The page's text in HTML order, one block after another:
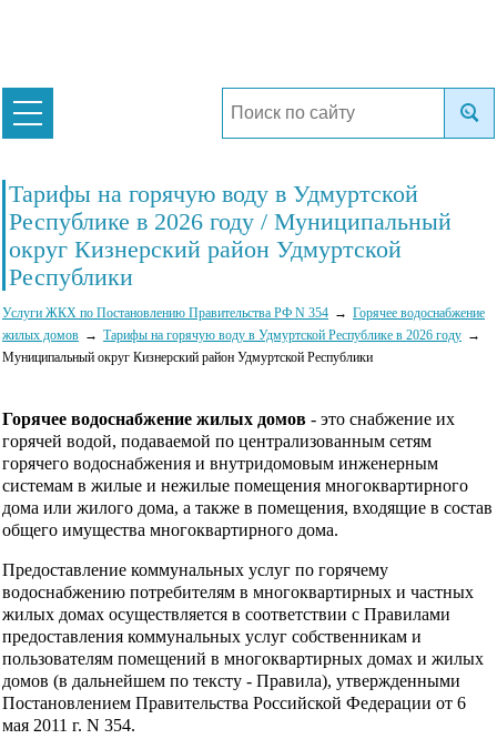
Тарифы на горячую воду в Удмуртской
Республике в 2026 году / Муниципальный
округ Кизнерский район Удмуртской
Республики
Услуги ЖКХ по Постановлению Правительства РФ N 354
Горячее водоснабжение
жилых домов
Тарифы на горячую воду в Удмуртской Республике в 2026 году
Муниципальный округ Кизнерский район Удмуртской Республики
Горячее водоснабжение жилых домов - это снабжение их
горячей водой, подаваемой по централизованным сетям
горячего водоснабжения и внутридомовым инженерным
системам в жилые и нежилые помещения многоквартирного
дома или жилого дома, а также в помещения, входящие в состав
общего имущества многоквартирного дома.
Предоставление коммунальных услуг по горячему
водоснабжению потребителям в многоквартирных и частных
жилых домах осуществляется в соответствии с Правилами
предоставления коммунальных услуг собственникам и
пользователям помещений в многоквартирных домах и жилых
домов (в дальнейшем по тексту - Правила), утвержденными
Постановлением Правительства Российской Федерации от 6
мая 2011 г. N 354.